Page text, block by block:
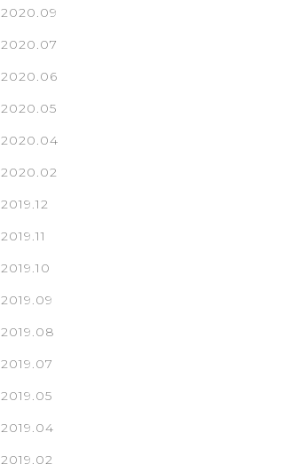
2020.09
2020.07
2020.06
2020.05
2020.04
2020.02
2019.12
2019.11
2019.10
2019.09
2019.08
2019.07
2019.05
2019.04
2019.02